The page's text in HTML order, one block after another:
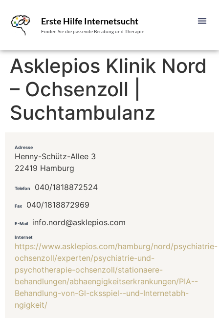
Erste Hilfe Internetsucht
Finden Sie die passende Beratung und Therapie
Asklepios Klinik Nord
– Ochsenzoll |
Suchtambulanz
Adresse
Henny-Schütz-Allee 3
22419 Hamburg
Telefon 040/1818872524
Fax 040/1818872969
E-Mail info.nord@asklepios.com
Internet
https://www.asklepios.com/hamburg/nord/psychiatrie-
ochsenzoll/experten/psychiatrie-und-
psychotherapie-ochsenzoll/stationaere-
behandlungen/abhaengigkeitserkrankungen/PIA--
Behandlung-von-Gl-cksspiel--und-Internetabh-
ngigkeit/